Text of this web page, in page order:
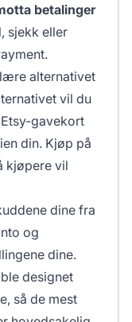
betalinger
sjekk eller
alternativet
vil du
gavekort
din. Kjøp på
kjøpere vil
dine fra
og
dine.
designet
så de mest